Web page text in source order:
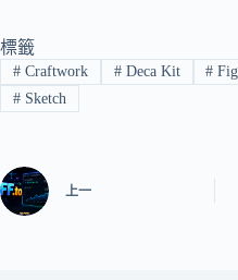
標籤
#Craftwork #Deca Kit #
#Sketch
上一